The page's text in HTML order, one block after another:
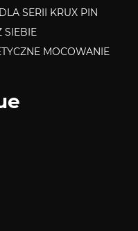
SERII KRUX PIN
SIEBIE
MOCOWANIE